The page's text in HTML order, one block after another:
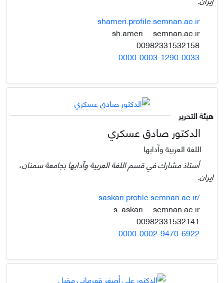
shameri.profile.semnan.ac.ir
sh.ameri
semnan.ac.ir
0000-0003-1290-0033
هيئة التحرير
الدكتور صادق عسكري
اللغة العربية وآدابها
أستاذ مشارك في قسم اللغة العربية وآدابها بجامعة سمنان،
إيران.
saskari.profile.semnan.ac.ir/
s_askari
semnan.ac.ir
0000-0002-9470-6922